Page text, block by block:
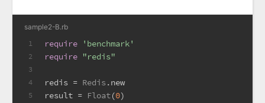
sample2-B.rb
1
2
3
4
5
require
'benchmark'
require "redis"
redis = Redis .new
result = Float(0)